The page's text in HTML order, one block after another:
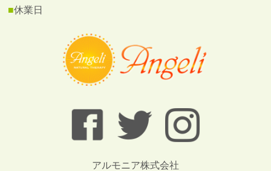
■休業日
アルモニア株式会社